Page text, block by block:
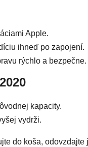
Apple.
ihneď po zapojení.
rýchlo a bezpečne.
kapacity.
vydrži.
do koša, odovzdajte